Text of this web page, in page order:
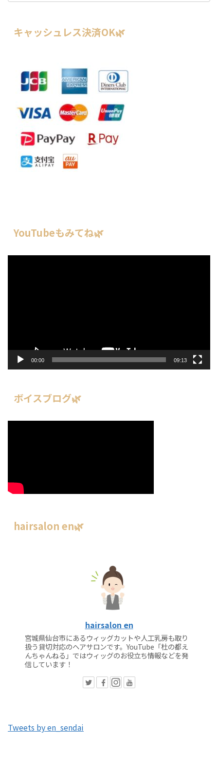
キャッシュレス決済OK🌿
YouTubeもみてね🌿
00:00 09:13
ボイスブログ🌿
hairsalon en🌿
hairsalon en
宮城県仙台市にあるウィッグカットや人工乳房も取り
扱う貸切対応のヘアサロンです。YouTube「杜の都え
んちゃんねる」ではウィッグのお役立ち情報などを発
信しています！
Tweets by en_sendai